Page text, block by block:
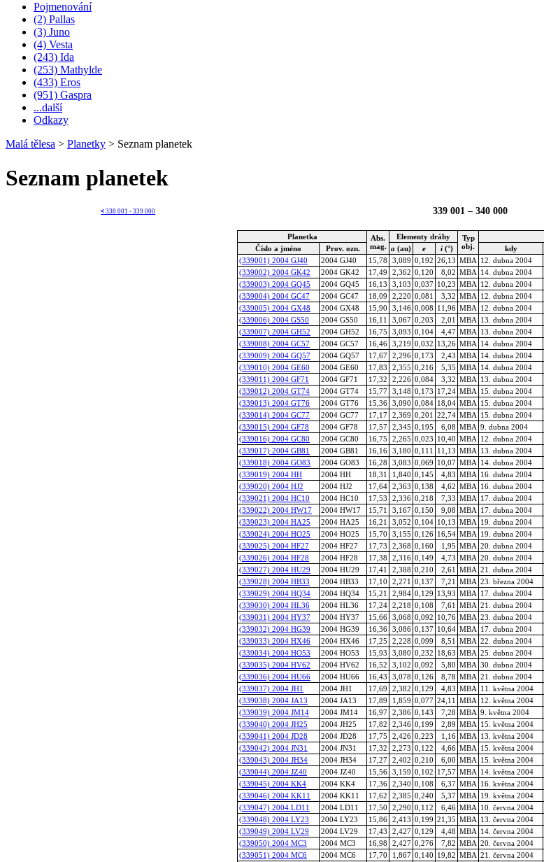
Pojmenování
(2) Pallas
(3) Juno
(4) Vesta
(243) Ida
(253) Mathylde
(433) Eros
(951) Gaspra
...další
Odkazy
Malá tělesa > Planetky > Seznam planetek
Seznam planetek
< 338 001 - 339 000 339 001 – 340 000
Planetka
Abs.
mag.
Elementy dráhy
Typ
obj.
Číslo a jméno
Prov. ozn. a (au) e i(°) kdy
(339001) 2004 GJ40
2004 GJ40 15,78 3,089 0,192 26,13 MBA 12. dubna 2004
(339002) 2004 GK42
2004 GK42 17,49 2,362 0,120 8,02 MBA 14. dubna 2004
(339003) 2004 GQ45
2004 GQ45 16,13 3,103 0,037 10,23 MBA 12. dubna 2004
(339004) 2004 GC47
2004 GC47 18,09 2,220 0,081 3,32 MBA 12. dubna 2004
(339005) 2004 GX48
2004 GX48 15,90 3,146 0,008 11,96 MBA 12. dubna 2004
(339006) 2004 GS50
2004 GS50 16,11 3,067 0,203 2,01 MBA 13. dubna 2004
(339007) 2004 GH52
2004 GH52 16,75 3,093 0,104 4,47 MBA 13. dubna 2004
(339008) 2004 GC57
2004 GC57 16,46 3,219 0,032 13,26 MBA 14. dubna 2004
(339009) 2004 GQ57
2004 GQ57 17,67 2,296 0,173 2,43 MBA 14. dubna 2004
(339010) 2004 GE60
2004 GE60 17,83 2,355 0,216 5,35 MBA 14. dubna 2004
(339011) 2004 GF71
2004 GF71 17,32 2,226 0,084 3,32 MBA 13. dubna 2004
(339012) 2004 GT74
2004 GT74 15,77 3,148 0,173 17,24 MBA 15. dubna 2004
(339013) 2004 GT76
2004 GT76 15,36 3,090 0,084 18,04 MBA 15. dubna 2004
(339014) 2004 GC77
2004 GC77 17,17 2,369 0,201 22,74 MBA 15. dubna 2004
(339015) 2004 GF78
2004 GF78 17,57 2,345 0,195 6,08 MBA 9. dubna 2004
(339016) 2004 GC80
2004 GC80 16,75 2,265 0,023 10,40 MBA 12. dubna 2004
(339017) 2004 GB81
2004 GB81 16,16 3,180 0,111 11,13 MBA 13. dubna 2004
(339018) 2004 GO83
2004 GO83 16,28 3,083 0,069 10,07 MBA 14. dubna 2004
(339019) 2004 HH
2004 HH 18,31 1,840 0,145 4,83 MBA 16. dubna 2004
(339020) 2004 HJ2
2004 HJ2 17,64 2,363 0,138 4,62 MBA 16. dubna 2004
(339021) 2004 HC10
2004 HC10 17,53 2,336 0,218 7,33 MBA 17. dubna 2004
(339022) 2004 HW17
2004 HW17 15,71 3,167 0,150 9,08 MBA 17. dubna 2004
(339023) 2004 HA25
2004 HA25 16,21 3,052 0,104 10,13 MBA 19. dubna 2004
(339024) 2004 HO25
2004 HO25 15,70 3,155 0,126 16,54 MBA 19. dubna 2004
(339025) 2004 HF27
2004 HF27 17,73 2,368 0,160 1,95 MBA 20. dubna 2004
(339026) 2004 HF28
2004 HF28 17,38 2,316 0,149 4,73 MBA 20. dubna 2004
(339027) 2004 HU29
2004 HU29 17,41 2,388 0,210 2,61 MBA 21. dubna 2004
(339028) 2004 HB33
2004 HB33 17,10 2,271 0,137 7,21 MBA 23. března 2004
(339029) 2004 HQ34
2004 HQ34 15,21 2,984 0,129 13,93 MBA 17. dubna 2004
(339030) 2004 HL36
2004 HL36 17,24 2,218 0,108 7,61 MBA 21. dubna 2004
(339031) 2004 HY37
2004 HY37 15,66 3,068 0,092 10,76 MBA 23. dubna 2004
(339032) 2004 HG39
2004 HG39 16,36 3,086 0,137 10,64 MBA 17. dubna 2004
(339033) 2004 HX46
2004 HX46 17,25 2,228 0,099 8,51 MBA 22. dubna 2004
(339034) 2004 HO53
2004 HO53 15,93 3,080 0,232 18,63 MBA 25. dubna 2004
(339035) 2004 HV62
2004 HV62 16,52 3,102 0,092 5,80 MBA 30. dubna 2004
(339036) 2004 HU66
2004 HU66 16,43 3,078 0,126 8,78 MBA 21. dubna 2004
(339037) 2004 JH1
2004 JH1 17,69 2,382 0,129 4,83 MBA 11. května 2004
(339038) 2004 JA13
2004 JA13 17,89 1,859 0,077 24,11 MBA 12. května 2004
(339039) 2004 JM14
2004 JM14 16,97 2,386 0,143 7,28 MBA 9. května 2004
(339040) 2004 JH25
2004 JH25 17,82 2,346 0,199 2,89 MBA 15. května 2004
(339041) 2004 JD28
2004 JD28 17,75 2,426 0,223 1,16 MBA 13. května 2004
(339042) 2004 JN31
2004 JN31 17,32 2,273 0,122 4,66 MBA 15. května 2004
(339043) 2004 JH34
2004 JH34 17,27 2,402 0,210 6,00 MBA 15. května 2004
(339044) 2004 JZ40
2004 JZ40 15,56 3,159 0,102 17,57 MBA 14. května 2004
(339045) 2004 KK4
2004 KK4 17,36 2,340 0,108 6,37 MBA 16. května 2004
(339046) 2004 KK11
2004 KK11 17,62 2,385 0,240 5,37 MBA 19. května 2004
(339047) 2004 LD11
2004 LD11 17,50 2,290 0,112 6,46 MBA 10. června 2004
(339048) 2004 LY23
2004 LY23 15,86 2,413 0,199 21,35 MBA 13. června 2004
(339049) 2004 LV29
2004 LV29 17,43 2,427 0,129 4,48 MBA 14. června 2004
(339050) 2004 MC3
2004 MC3 16,98 2,427 0,276 7,82 MBA 20. června 2004
(339051) 2004 MC6
2004 MC6 17,70 1,867 0,140 19,82 MBA 21. června 2004